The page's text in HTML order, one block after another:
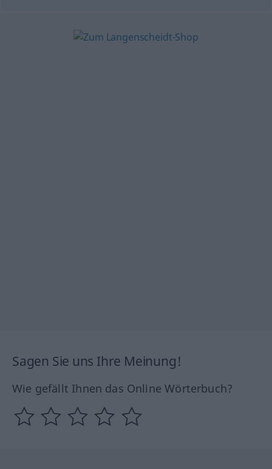
Sagen Sie uns Ihre Meinung!
Wie gefällt Ihnen das Online Wörterbuch?